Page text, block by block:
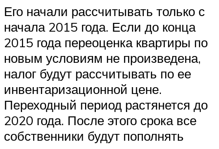
Его начали рассчитывать только с
начала 2015 года. Если до конца
2015 года переоценка квартиры по
новым условиям не произведена,
налог будут рассчитывать по ее
инвентаризационной цене.
Переходный период растянется до
2020 года. После этого срока все
собственники будут пополнять